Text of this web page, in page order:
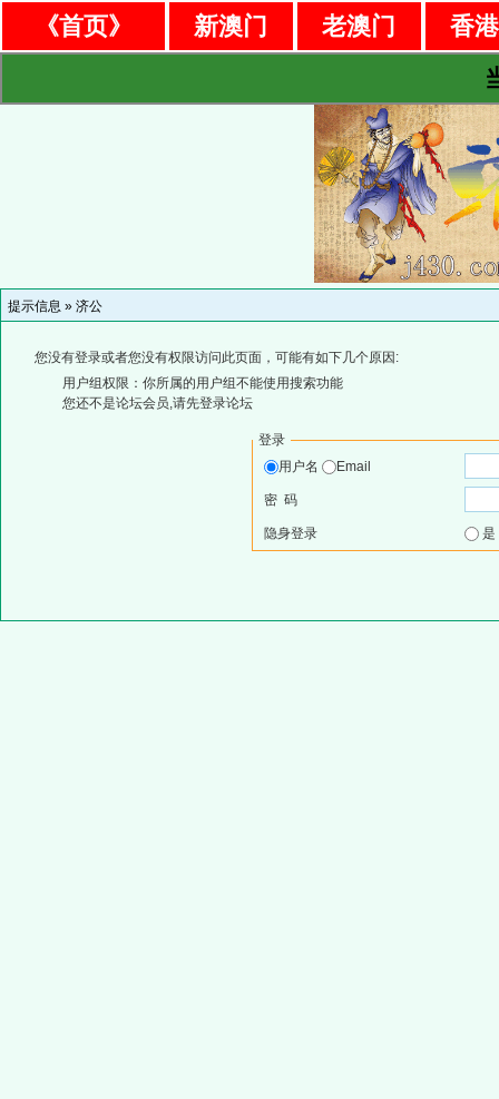
《首页》 新澳门 老澳门
香
提示信息 » 济公
您没有登录或者您没有权限访问此页面，可能有如下几个原因:
用户组权限：你所属的用户组不能使用搜索功能
您还不是论坛会员,请先登录论坛
登录
用户名
Email
密 码
隐身登录